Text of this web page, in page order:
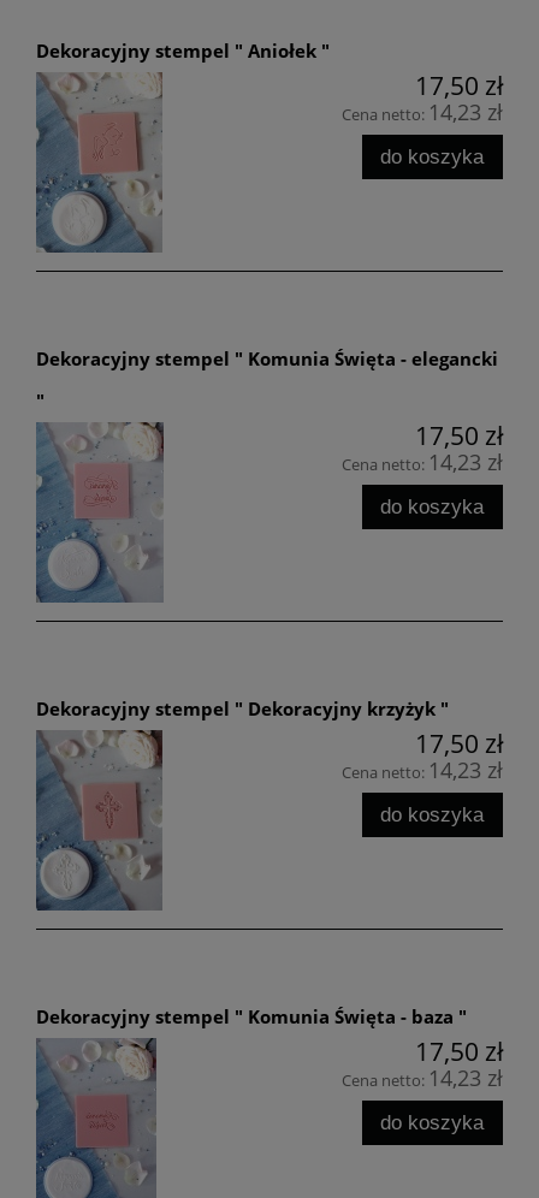
Dekoracyjny stempel " Aniołek "
17,50 zł
Cena netto: 14,23 zł
do koszyka
Dekoracyjny stempel " Komunia Święta - elegancki
"
17,50 zł
Cena netto: 14,23 zł
do koszyka
Dekoracyjny stempel " Dekoracyjny krzyżyk "
17,50 zł
Cena netto: 14,23 zł
do koszyka
Dekoracyjny stempel " Komunia Święta - baza "
17,50 zł
Cena netto: 14,23 zł
do koszyka